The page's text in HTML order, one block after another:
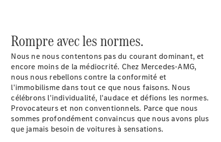
Berline
EQE
Berline
Électrique
EQS
Berline
Électrique
Classe E
Berline
Classe S
Classe S
Limousine
Rompre avec les normes.
Nous ne nous contentons pas du courant dominant, et
encore moins de la médiocrité. Chez Mercedes-AMG,
nous nous rebellons contre la conformité et
l'immobilisme dans tout ce que nous faisons. Nous
célébrons l'individualité, l'audace et défions les normes.
Provocateurs et non conventionnels. Parce que nous
sommes profondément convaincus que nous avons plus
que jamais besoin de voitures à sensations.